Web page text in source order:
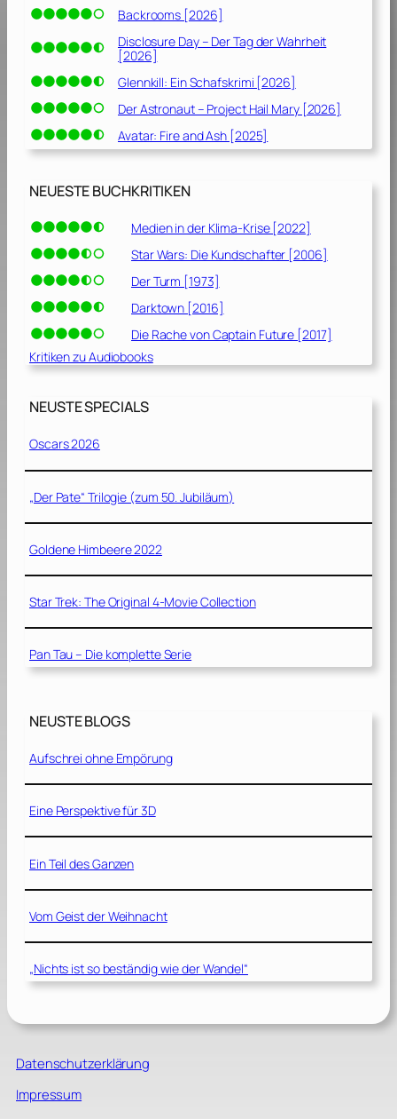
Backrooms [2026]
Disclosure Day – Der Tag der Wahrheit
[2026]
Glennkill: Ein Schafskrimi [2026]
Der Astronaut – Project Hail Mary [2026]
Avatar: Fire and Ash [2025]
NEUESTE BUCHKRITIKEN
Medien in der Klima-Krise [2022]
Star Wars: Die Kundschafter [2006]
Der Turm [1973]
Darktown [2016]
Die Rache von Captain Future [2017]
Kritiken zu Audiobooks
NEUSTE SPECIALS
Oscars 2026
„Der Pate“ Trilogie (zum 50. Jubiläum)
Goldene Himbeere 2022
Star Trek: The Original 4-Movie Collection
Pan Tau – Die komplette Serie
NEUSTE BLOGS
Aufschrei ohne Empörung
Eine Perspektive für 3D
Ein Teil des Ganzen
Vom Geist der Weihnacht
„Nichts ist so beständig wie der Wandel“
Datenschutzerklärung
Impressum